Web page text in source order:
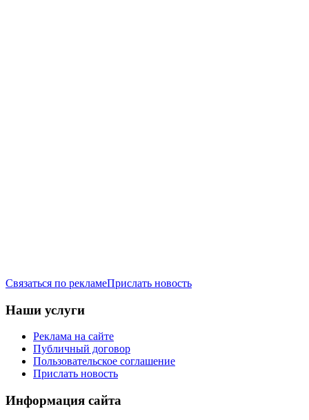
Связаться по рекламеПрислать новость
Наши услуги
Реклама на сайте
Публичный договор
Пользовательское соглашение
Прислать новость
Информация сайта